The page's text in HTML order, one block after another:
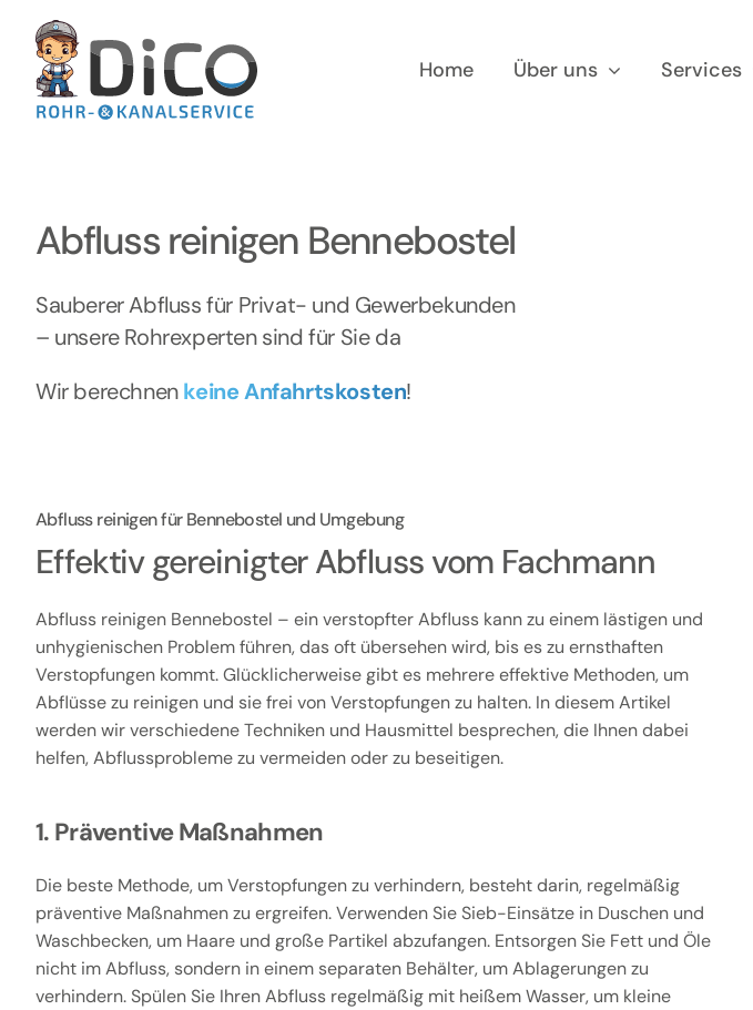
Inhalt
springen
Home Über uns Services
Abfluss reinigen Bennebostel
Sauberer Abfluss für Privat- und Gewerbekunden
– unsere Rohrexperten sind für Sie da
Wir berechnenkeine Anfahrtskosten!
Abfluss reinigen für Bennebostel und Umgebung
Effektiv gereinigter Abfluss vom Fachmann
Abfluss reinigen Bennebostel – ein verstopfter Abfluss kann zu einem lästigen und
unhygienischen Problem führen, das oft übersehen wird, bis es zu ernsthaften
Verstopfungen kommt. Glücklicherweise gibt es mehrere effektive Methoden, um
Abflüsse zu reinigen und sie frei von Verstopfungen zu halten. In diesem Artikel
werden wir verschiedene Techniken und Hausmittel besprechen, die Ihnen dabei
helfen, Abflussprobleme zu vermeiden oder zu beseitigen.
1. Präventive Maßnahmen
Die beste Methode, um Verstopfungen zu verhindern, besteht darin, regelmäßig
präventive Maßnahmen zu ergreifen. Verwenden Sie Sieb-Einsätze in Duschen und
Waschbecken, um Haare und große Partikel abzufangen. Entsorgen Sie Fett und Öle
nicht im Abfluss, sondern in einem separaten Behälter, um Ablagerungen zu
verhindern. Spülen Sie Ihren Abfluss regelmäßig mit heißem Wasser, um kleine